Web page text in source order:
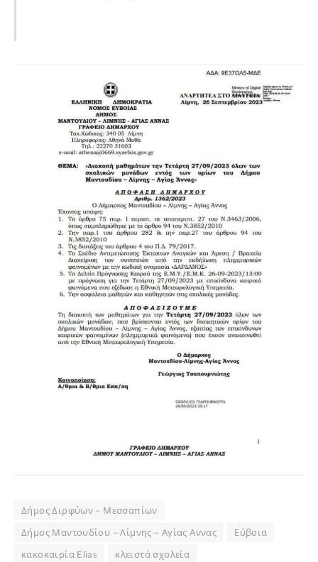
Δήμος Διρφύων – Μεσσαπίων
Δήμος Μαντουδίου – Λίμνης – Αγίας Αννας
Εύβοια
κακοκαιρία Elias
κλειστά σχολεία